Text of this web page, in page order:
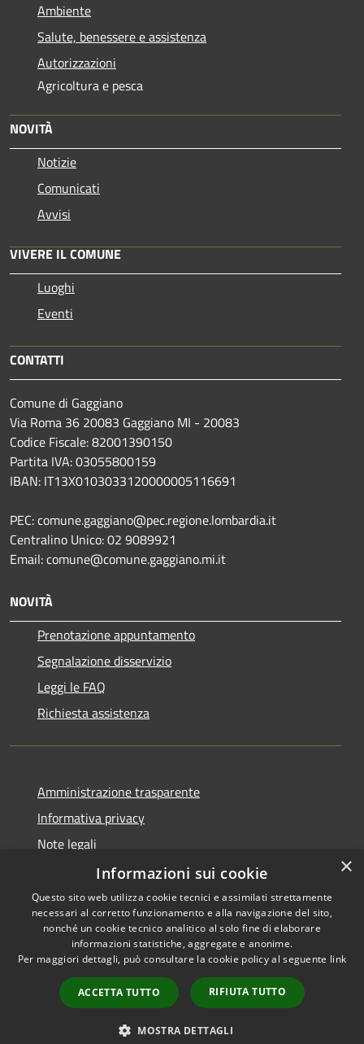
Ambiente
Salute, benessere e assistenza
Autorizzazioni
Agricoltura e pesca
NOVITÀ
Notizie
Comunicati
Avvisi
VIVERE IL COMUNE
Luoghi
Eventi
CONTATTI
Comune di Gaggiano
Via Roma 36 20083 Gaggiano MI - 20083
Codice Fiscale: 82001390150
Partita IVA: 03055800159
IBAN: IT13X0103033120000005116691
PEC: comune.gaggiano@pec.regione.lombardia.it
Centralino Unico: 02 9089921
Email: comune@comune.gaggiano.mi.it
NOVITÀ
Prenotazione appuntamento
Segnalazione disservizio
Leggi le FAQ
Richiesta assistenza
Amministrazione trasparente
Informativa privacy
Note legali
Dichiarazione di accessibilità
RSS
Copyright © 2026 • Comune di
Municipium•
Accesso
redazione
×
Informazioni sui cookie
Questo sito web utilizza cookie tecnici e assimilati strettamente
necessari al corretto funzionamento e alla navigazione del sito,
nonché un cookie tecnico analitico al solo fine di elaborare
informazioni statistiche, aggregate e anonime.
Per maggiori dettagli, può consultare la cookie policy al seguente link
ACCETTA TUTTO RIFIUTA TUTTO
MOSTRA DETTAGLI